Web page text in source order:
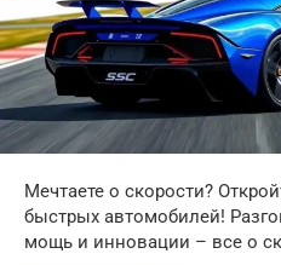
Мечтаете о скорости?
быстрых автомобилей!
мощь и инновации – все о